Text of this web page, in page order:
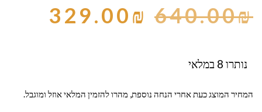
640.00₪
329.00₪
נותרו 8 במלאי
המחיר המוצג כעת אחרי הנחה נוספת, מהרו להזמין המלאי אוזל ומוגבל.